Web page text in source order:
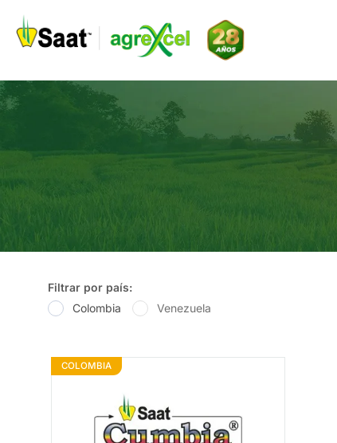
contenido
Filtrar por país:
Colombia
Venezuela
COLOMBIA